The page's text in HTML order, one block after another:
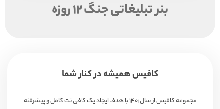
بنر تبلیغاتی جنگ ۱۲ روزه
کافیس همیشه در کنار شما
مجموعه کافیس از سال ۱۴۰۱ با هدف ایجاد یک کافی نت کامل و پیشرفته